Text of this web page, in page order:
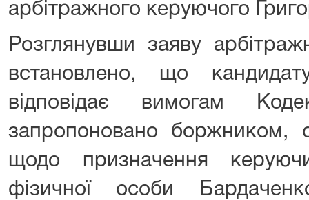
арбітражного керуючого
Розглянувши заяву
встановлено, що
відповідає вимогам
запропоновано боржником,
щодо призначення
фізичної особи